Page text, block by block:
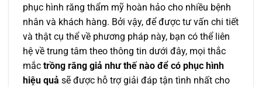
phục hình răng thẩm mỹ hoàn hảo cho nhiều bệnh
nhân và khách hàng. Bởi vậy, để được tư vấn chi tiết
và thật cụ thể về phương pháp này, bạn có thể liên
hệ về trung tâm theo thông tin dưới đây, mọi thắc
mắc trồng răng giả như thế nào để có phục hình
hiệu quả sẽ được hỗ trợ giải đáp tận tình nhất cho